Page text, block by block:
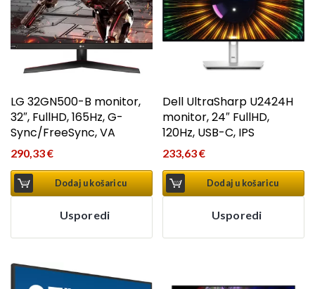
LG 32GN500-B monitor,
32″, FullHD, 165Hz, G-
Sync/FreeSync, VA
290,33€
Dodaj u košaricu
Usporedi
Dell UltraSharp U2424H
monitor, 24″ FullHD,
120Hz, USB-C, IPS
233,63€
Dodaj u košaricu
Usporedi